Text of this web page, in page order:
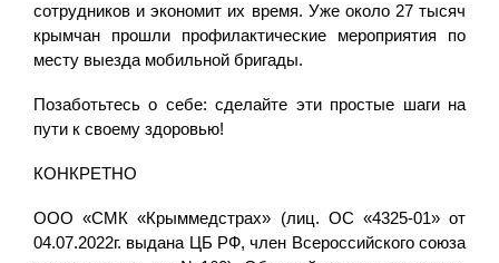
сотрудников и экономит их время. Уже около 27 тысяч
крымчан прошли профилактические мероприятия по
месту выезда мобильной бригады.
Позаботьтесь о себе: сделайте эти простые шаги на
пути к своему здоровью!
КОНКРЕТНО
ООО «СМК «Крыммедстрах» (лиц. ОС «4325-01» от
04.07.2022г. выдана ЦБ РФ, член Всероссийского союза